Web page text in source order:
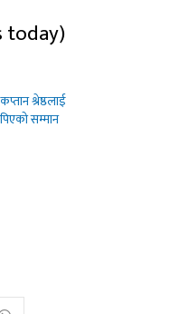
today)
श्रेष्ठलाई
सम्मान